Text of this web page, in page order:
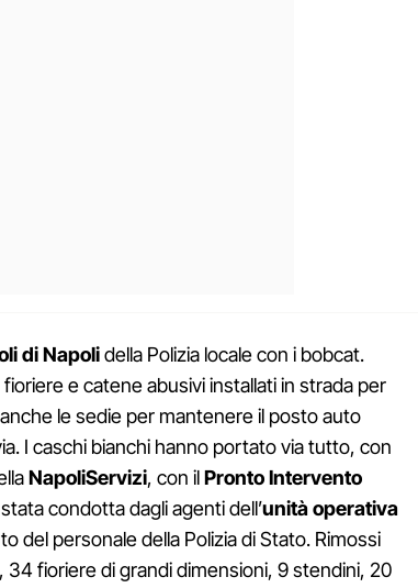
di Napolidella Polizia locale con i bobcat.
e catene abusivi installati in strada per
le sedie per mantenere il posto auto
I caschi bianchi hanno portato via tutto, con
NapoliServizi, con ilPronto Intervento
condotta dagli agenti dell’unità operativa
del personale della Polizia di Stato. Rimossi
34 fioriere di grandi dimensioni, 9 stendini, 20